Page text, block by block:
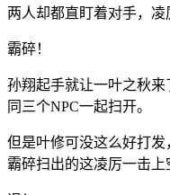
两人却都直盯着对手，凌
霸碎！
孙翔起手就让一叶之秋
同三个NPC一起扫开。
但是叶修可没这么好打
霸碎扫出的这凌厉一击上